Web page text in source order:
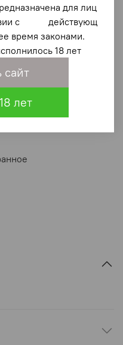
для лиц
с действующ
время законами.
18 лет
сайт
лет